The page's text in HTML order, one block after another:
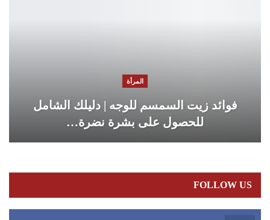
المرأة
فوائد زيت السمسم للوجه | دليلك الشامل
للحصول على بشرة نضرة…
FOLLOW US